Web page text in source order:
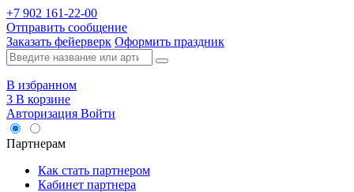
+7 902 161-22-00
Отправить сообщение
Заказать фейерверк Оформить праздник
В избранном
3 В корзине
Авторизация Войти
Партнерам
Как стать партнером
Кабинет партнера